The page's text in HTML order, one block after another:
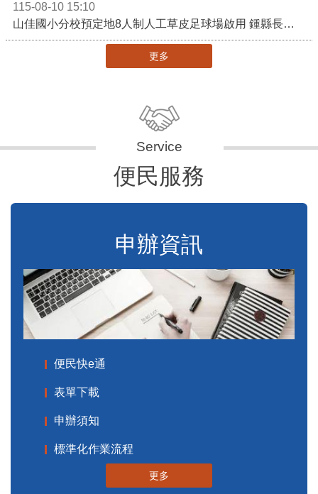
115-08-10 15:10
山佳國小分校預定地8人制人工草皮足球場啟用 鍾縣長期勉帶動苗栗足球運動有更亮眼成績
更多
便民服務
申辦資訊
便民快e通
表單下載
申辦須知
標準化作業流程
更多